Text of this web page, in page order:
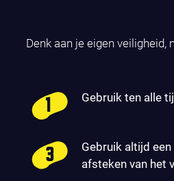
Denk aan je eigen
Gebruik ten alle
Gebruik altijd
afsteken van het